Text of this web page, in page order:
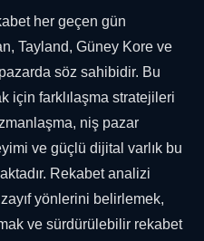
her geçen gün
Tayland, Güney Kore ve
söz sahibidir. Bu
için farklılaşma stratejileri
niş pazar
ve güçlü dijital varlık bu
Rekabet analizi
yönlerini belirlemek,
ve sürdürülebilir rekabet